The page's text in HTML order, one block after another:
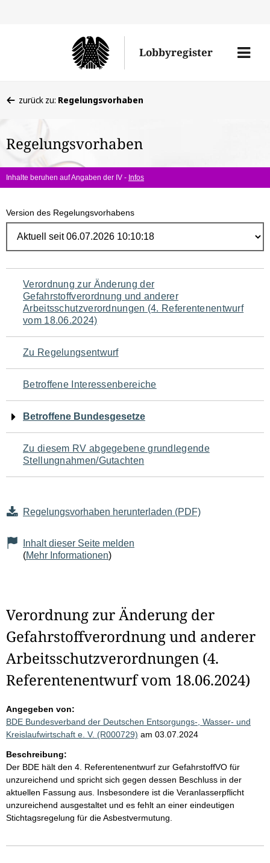
Lobbyregister
Menü
befinden
hier:
zurück zu: Regelungsvorhaben
Regelungsvorhaben
Inhalte beruhen auf Angaben der IV - Infos
Version des Regelungsvorhabens
Navigation
für
den
Seiteninhalt
Verordnung zur Änderung der
Gefahrstoffverordnung und anderer
Arbeitsschutzverordnungen (4. Referentenentwurf
vom 18.06.2024)
Zu Regelungsentwurf
Betroffene Interessenbereiche
Betroffene Bundesgesetze
Zu diesem RV abgegebene grundlegende
Stellungnahmen/Gutachten
Regelungsvorhaben herunterladen (PDF)
Inhalt dieser Seite melden
(Mehr Informationen)
Verordnung zur Änderung der
Gefahrstoffverordnung und anderer
Arbeitsschutzverordnungen (4.
Referentenentwurf vom 18.06.2024)
Angegeben von:
BDE Bundesverband der Deutschen Entsorgungs-, Wasser- und
Kreislaufwirtschaft e. V. (R000729) am 03.07.2024
Beschreibung:
Der BDE hält den 4. Referentenentwurf zur GefahrstoffVO für
unzureichend und spricht sich gegen dessen Beschluss in der
aktuellen Fassung aus. Insbesondere ist die Veranlasserpflicht
unzureichend ausgestaltet und es fehlt an einer eindeutigen
Stichtagsregelung für die Asbestvermutung.